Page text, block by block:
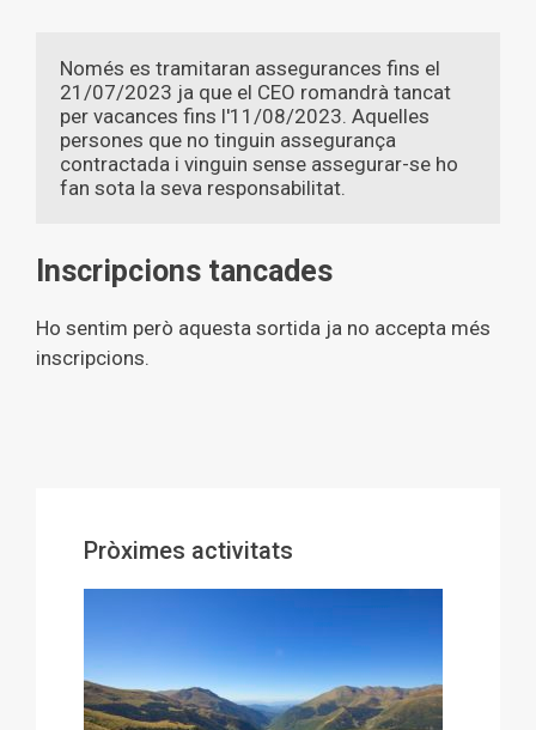
Només es tramitaran assegurances fins el
21/07/2023 ja que el CEO romandrà tancat
per vacances fins l'11/08/2023. Aquelles
persones que no tinguin assegurança
contractada i vinguin sense assegurar-se ho
fan sota la seva responsabilitat.
Inscripcions tancades
Ho sentim però aquesta sortida ja no accepta més
inscripcions.
Pròximes activitats